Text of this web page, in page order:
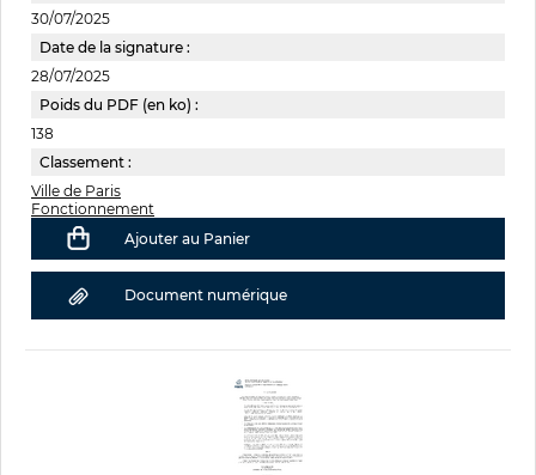
30/07/2025
Date de la signature :
28/07/2025
Poids du PDF (en ko) :
138
Classement :
Ville de Paris
Fonctionnement
Ajouter au Panier
Document numérique